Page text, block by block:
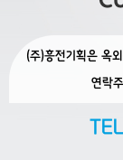
(주)흥전기획은 옥
연락